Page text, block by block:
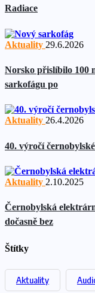
Radiace
Aktuality 29.6.2026
Norsko přislíbilo 100
sarkofágu po
Aktuality 26.4.2026
40. výročí
Aktuality 2.10.2025
Černobylská
dočasně bez
Štítky
Aktuality